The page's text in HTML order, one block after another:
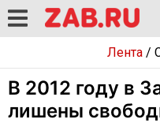
Лента/
В 2012 году в
лишены